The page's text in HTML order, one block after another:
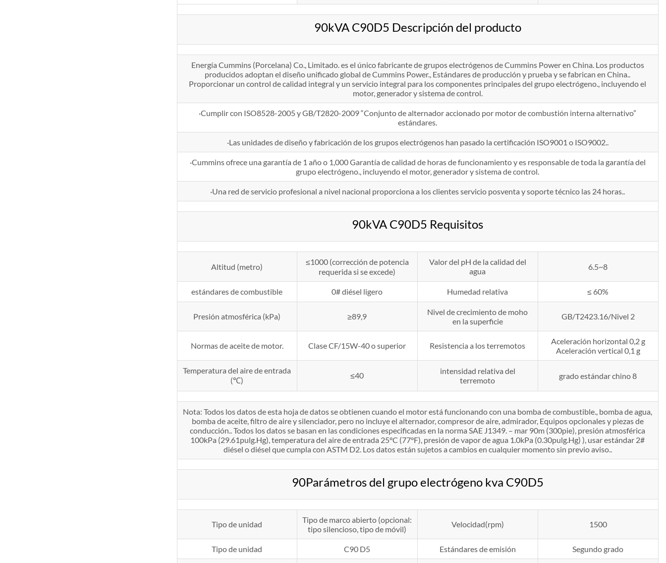
90kVA C90D5 Descripción del producto
Energía Cummins (Porcelana) Co., Limitado. es el único fabricante de grupos electrógenos de Cummins Power en China. Los productos
producidos adoptan el diseño unificado global de Cummins Power., Estándares de producción y prueba y se fabrican en China..
Proporcionar un control de calidad integral y un servicio integral para los componentes principales del grupo electrógeno., incluyendo el
motor, generador y sistema de control.
·Cumplir con ISO8528-2005 y GB/T2820-2009 “Conjunto de alternador accionado por motor de combustión interna alternativo”
estándares.
·Las unidades de diseño y fabricación de los grupos electrógenos han pasado la certificación ISO9001 o ISO9002..
·Cummins ofrece una garantía de 1 año o 1,000 Garantía de calidad de horas de funcionamiento y es responsable de toda la garantía del
grupo electrógeno., incluyendo el motor, generador y sistema de control.
·Una red de servicio profesional a nivel nacional proporciona a los clientes servicio posventa y soporte técnico las 24 horas..
90kVA C90D5 Requisitos
Altitud (metro)
≤1000 (corrección de potencia
requerida si se excede)
Valor del pH de la calidad del
agua
6.5~8
estándares de combustible 0# diésel ligero Humedad relativa ≤ 60%
Presión atmosférica (kPa) ≥89,9
Nivel de crecimiento de moho
en la superficie
GB/T2423.16/Nivel 2
Normas de aceite de motor. Clase CF/15W-40 o superior Resistencia a los terremotos
Aceleración horizontal 0,2 g
Aceleración vertical 0,1 g
Temperatura del aire de entrada
(℃)
≤40
intensidad relativa del
terremoto
grado estándar chino 8
Nota: Todos los datos de esta hoja de datos se obtienen cuando el motor está funcionando con una bomba de combustible., bomba de agua,
bomba de aceite, filtro de aire y silenciador, pero no incluye el alternador, compresor de aire, admirador, Equipos opcionales y piezas de
conducción.. Todos los datos se basan en las condiciones especificadas en la norma SAE J1349. – mar 90m (300pie), presión atmosférica
100kPa (29.61pulg.Hg), temperatura del aire de entrada 25°C (77°F), presión de vapor de agua 1.0kPa (0.30pulg.Hg) ), usar estándar 2#
diésel o diésel que cumpla con ASTM D2. Los datos están sujetos a cambios en cualquier momento sin previo aviso..
90Parámetros del grupo electrógeno kva C90D5
Tipo de unidad
Tipo de marco abierto (opcional:
tipo silencioso, tipo de móvil)
Velocidad(rpm) 1500
Tipo de unidad C90 D5 Estándares de emisión Segundo grado